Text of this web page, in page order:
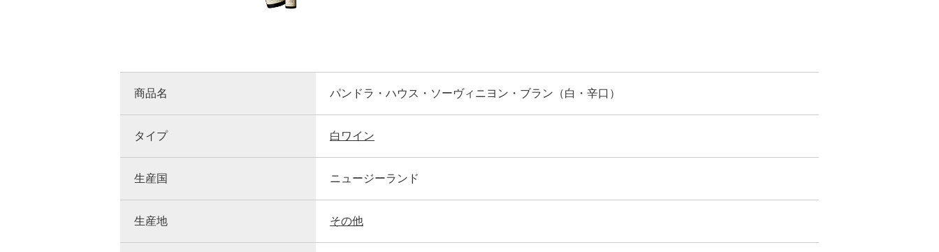
商品名 パンドラ・ハウス・ソーヴィニヨン・ブラン（白・辛口）
タイプ 白ワイン
生産国 ニュージーランド
生産地 その他